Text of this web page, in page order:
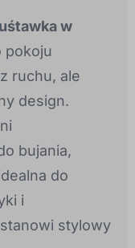
w
pokoju
ruchu, ale
design.
bujania,
do
i
stylowy